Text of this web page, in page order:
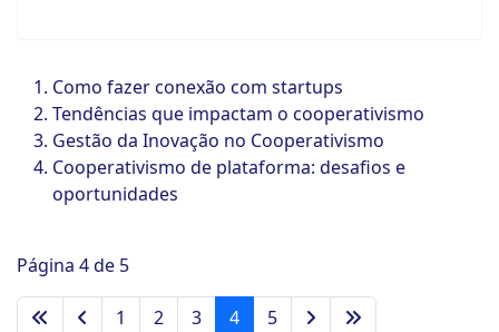
Como fazer conexão com startups
Tendências que impactam o cooperativismo
Gestão da Inovação no Cooperativismo
Cooperativismo de plataforma: desafios e
oportunidades
Página 4 de 5
1 2 3 4 5